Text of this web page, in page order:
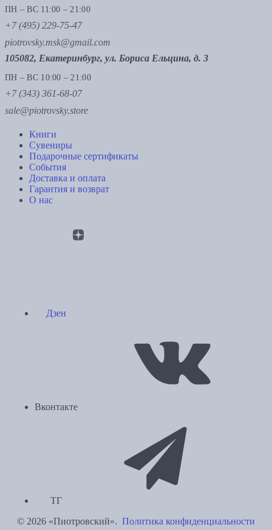
ПН – ВС 11:00 – 21:00
+7 (495) 229-75-47
piotrovsky.msk@gmail.com
105082, Екатеринбург, ул. Бориса Ельцина, д. 3
ПН – ВС 10:00 – 21:00
+7 (343) 361-68-07
sale@piotrovsky.store
Книги
Сувениры
Подарочные сертификаты
События
Доставка и оплата
Гарантия и возврат
О нас
Дзен
Вконтакте
ТГ
© 2026 «Пиотровский». Политика конфиденциальности